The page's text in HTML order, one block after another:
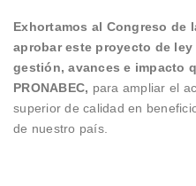
Exhortamos al Congreso de
aprobar este proyecto de
gestión, avances e impacto
PRONABEC, para ampliar el
superior de calidad en
de nuestro país.